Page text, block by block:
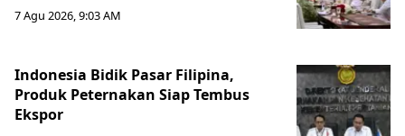
7 Agu 2026, 9:03 AM
Indonesia Bidik Pasar Filipina,
Produk Peternakan Siap Tembus
Ekspor